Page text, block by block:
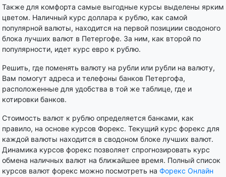
Также для комфорта самые выгодные курсы выделены ярким
цветом. Наличный курс доллара к рублю, как самой
популярной валюты, находится на первой позициии сводоного
блока лучших валют в Петергофе. За ним, как второй по
популярности, идет курс евро к рублю.
Решить, где поменять валюту на рубли или рубли на валюту,
Вам помогут адреса и телефоны банков Петергофа,
расположенные для удобства в той же таблице, где и
котировки банков.
Стоимость валют к рублю определяется банками, как
правило, на основе курсов Форекс. Текущий курс форекс для
каждой валюты находится в сводоном блоке лучших валют.
Динамика курсов форекс позволяет спрогнозировать курс
обмена наличных валют на ближайшее время. Полный список
курсов валют форекс можно посмотреть на Форекс Онлайн